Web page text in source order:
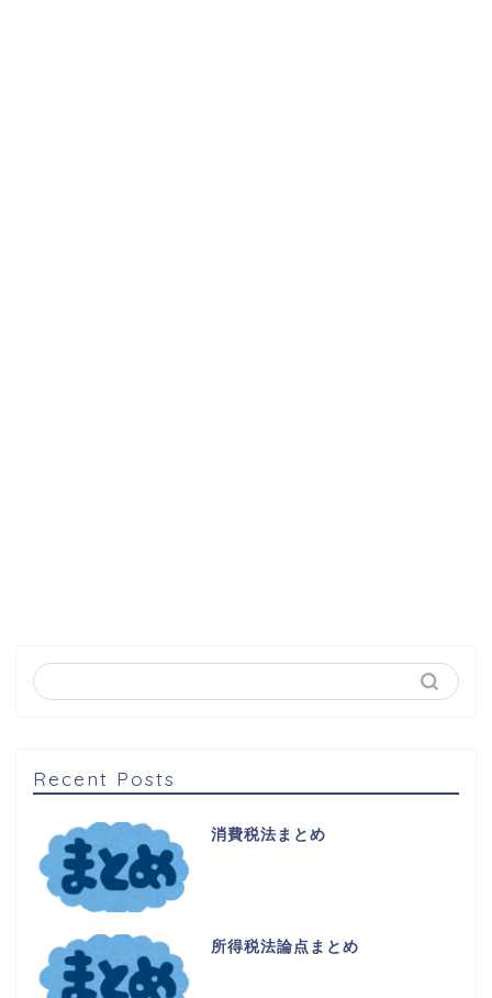
Recent Posts
消費税法まとめ
所得税法論点まとめ